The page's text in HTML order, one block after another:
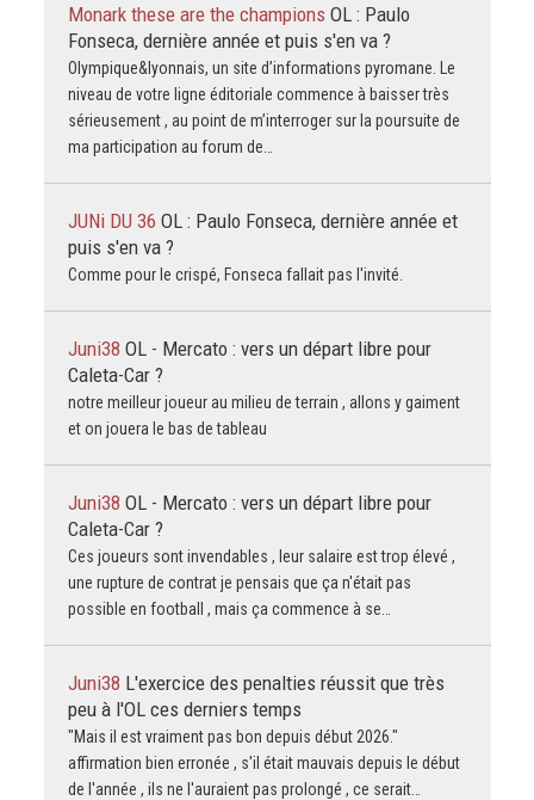
Monark these are the champions OL : Paulo
Fonseca, dernière année et puis s'en va ?
Olympique&lyonnais, un site d’informations pyromane. Le
niveau de votre ligne éditoriale commence à baisser très
sérieusement , au point de m’interroger sur la poursuite de
ma participation au forum de…
JUNi DU 36 OL : Paulo Fonseca, dernière année et
puis s'en va ?
Comme pour le crispé, Fonseca fallait pas l'invité.
Juni38 OL - Mercato : vers un départ libre pour
Caleta-Car ?
notre meilleur joueur au milieu de terrain , allons y gaiment
et on jouera le bas de tableau
Juni38 OL - Mercato : vers un départ libre pour
Caleta-Car ?
Ces joueurs sont invendables , leur salaire est trop élevé ,
une rupture de contrat je pensais que ça n'était pas
possible en football , mais ça commence à se…
Juni38 L'exercice des penalties réussit que très
peu à l'OL ces derniers temps
"Mais il est vraiment pas bon depuis début 2026."
affirmation bien erronée , s'il était mauvais depuis le début
de l'année , ils ne l'auraient pas prolongé , ce serait…